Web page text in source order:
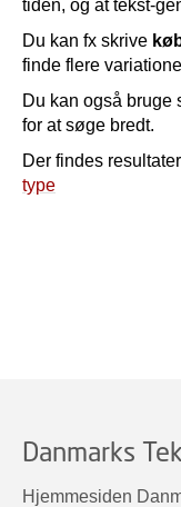
tiden, og at tekst-
Du kan fx skrive
finde flere
Du kan også bruge
for at søge bredt.
Der findes
type
Danmarks
Hjemmesiden